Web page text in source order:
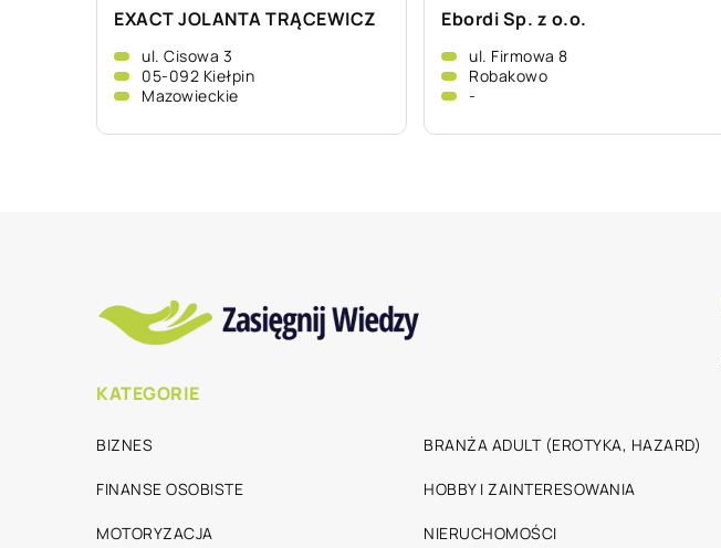
EXACT JOLANTA TRĄCEWICZ
ul. Cisowa 3
05-092 Kiełpin
Mazowieckie
Ebordi Sp. z o.o.
ul. Firmowa 8
Robakowo
-
KATEGORIE
BIZNES BRANŻA ADULT (EROTYKA, HAZARD)
FINANSE OSOBISTE HOBBY I ZAINTERESOWANIA
MOTORYZACJA NIERUCHOMOŚCI